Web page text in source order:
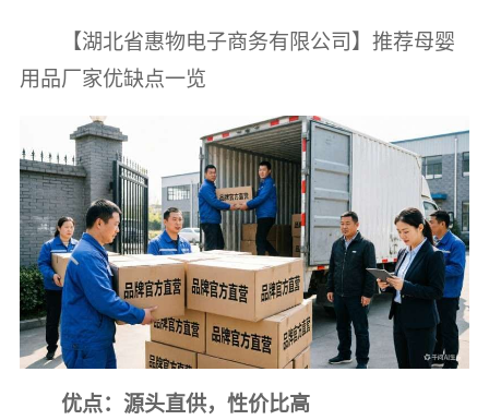
【湖北省惠物电子商务有限公司】推荐母婴
用品厂家优缺点一览
优点：源头直供，性价比高